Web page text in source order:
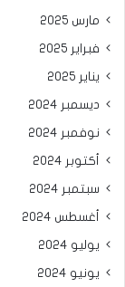
مارس 2025
فبراير 2025
يناير 2025
ديسمبر 2024
نوفمبر 2024
أكتوبر 2024
سبتمبر 2024
أغسطس 2024
يوليو 2024
يونيو 2024